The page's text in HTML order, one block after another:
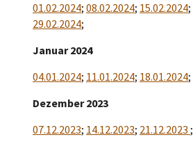
01.02.2024; 08.02.2024; 15.02.2024;
29.02.2024;
Januar 2024
04.01.2024; 11.01.2024; 18.01.2024;
Dezember 2023
07.12.2023; 14.12.2023; 21.12.2023 ;